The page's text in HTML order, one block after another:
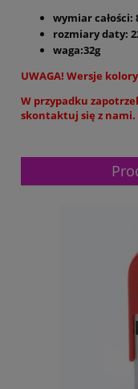
wymiar całości:
rozmiary daty:
waga:32g
UWAGA! Wersje
W przypadku
skontaktuj się z nami.